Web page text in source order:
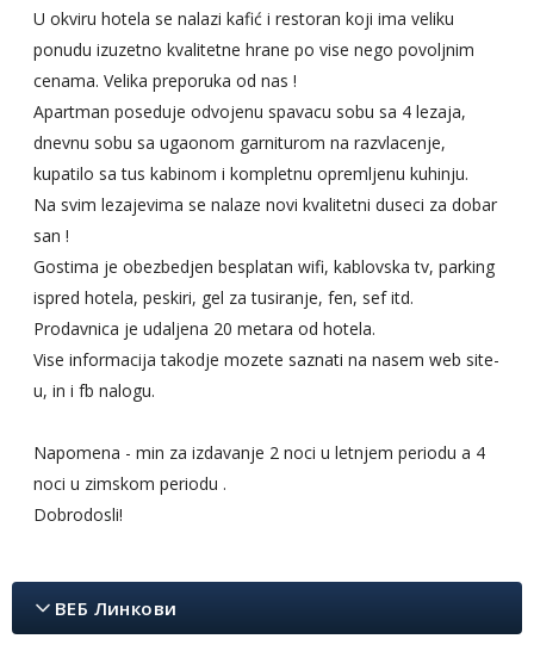
U okviru hotela se nalazi kafić i restoran koji ima veliku
ponudu izuzetno kvalitetne hrane po vise nego povoljnim
cenama. Velika preporuka od nas !
Apartman poseduje odvojenu spavacu sobu sa 4 lezaja,
dnevnu sobu sa ugaonom garniturom na razvlacenje,
kupatilo sa tus kabinom i kompletnu opremljenu kuhinju.
Na svim lezajevima se nalaze novi kvalitetni duseci za dobar
san !
Gostima je obezbedjen besplatan wifi, kablovska tv, parking
ispred hotela, peskiri, gel za tusiranje, fen, sef itd.
Prodavnica je udaljena 20 metara od hotela.
Vise informacija takodje mozete saznati na nasem web site-
u, in i fb nalogu.
Napomena - min za izdavanje 2 noci u letnjem periodu a 4
noci u zimskom periodu .
Dobrodosli!
ВЕБ Линкови